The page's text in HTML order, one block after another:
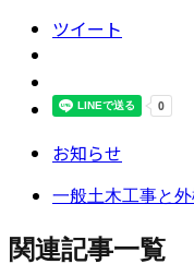
ツイート
お知らせ
一般土木工事と
関連記事一覧